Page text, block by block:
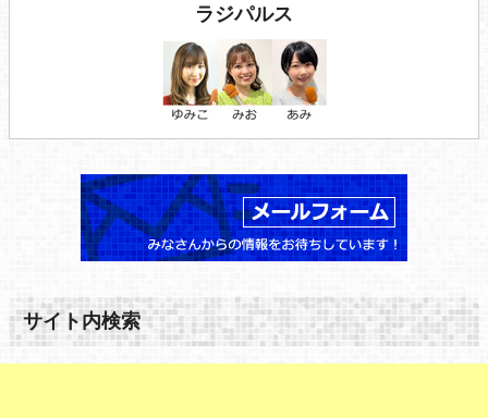
ラジパルス
サイト内検索